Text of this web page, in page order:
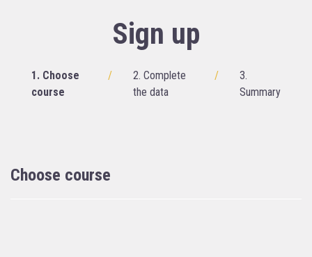
Sign up
1. Choose
course
/
2. Complete
the data
/
3.
Summary
Choose course